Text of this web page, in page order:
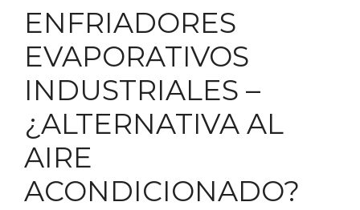
ENFRIADORES
EVAPORATIVOS
INDUSTRIALES –
¿ALTERNATIVA AL
AIRE
ACONDICIONADO?